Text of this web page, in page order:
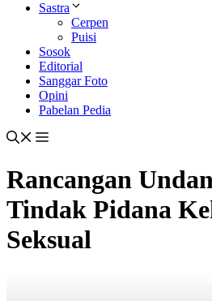
Sastra
Cerpen
Puisi
Sosok
Editorial
Sanggar Foto
Opini
Pabelan Pedia
Rancangan
Tindak Pidana
Seksual